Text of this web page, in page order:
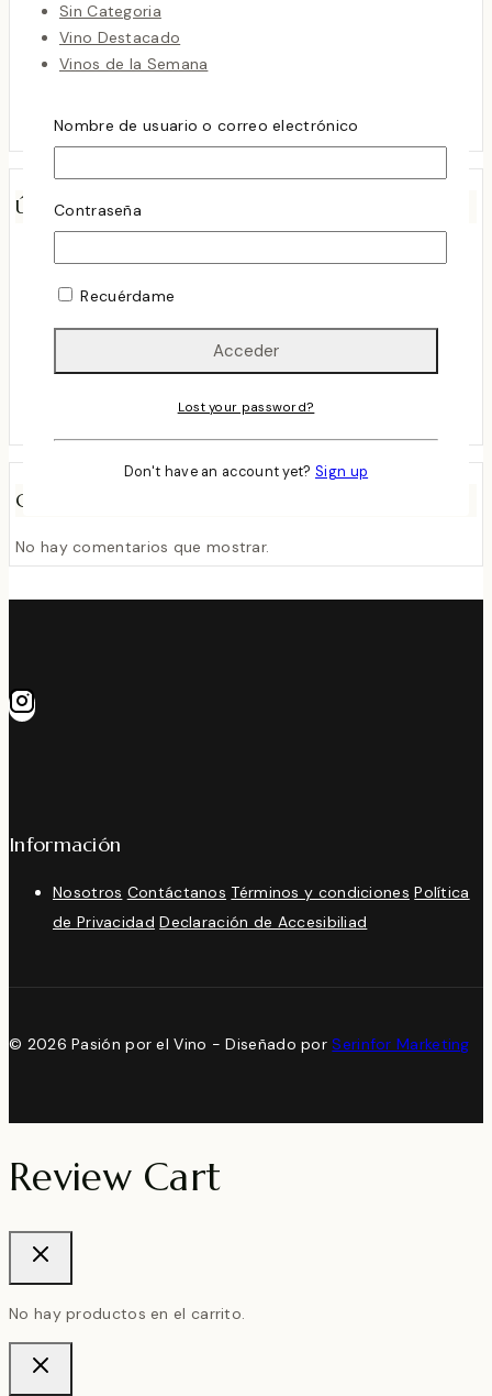
Sin Categoria
Vino Destacado
Vinos de la Semana
Vinos Recomendados
Últimas Entradas
LA MAGIA DE LA CHENIN BLANC
abril 2, 2024
Cata de Vino los sábados debería Ser Tu Nuevo Plan
Comentarios Recientes
No hay comentarios que mostrar.
Información
Nosotros Contáctanos Términos y condiciones Política
de Privacidad Declaración de Accesibiliad
© 2026 Pasión por el Vino - Diseñado porSerinfor Marketing
Review Cart
No hay productos en el carrito.
Nombre de usuario o correo electrónico
Contraseña
Recuérdame
Lost your password?
Don't have an account yet? Sign up